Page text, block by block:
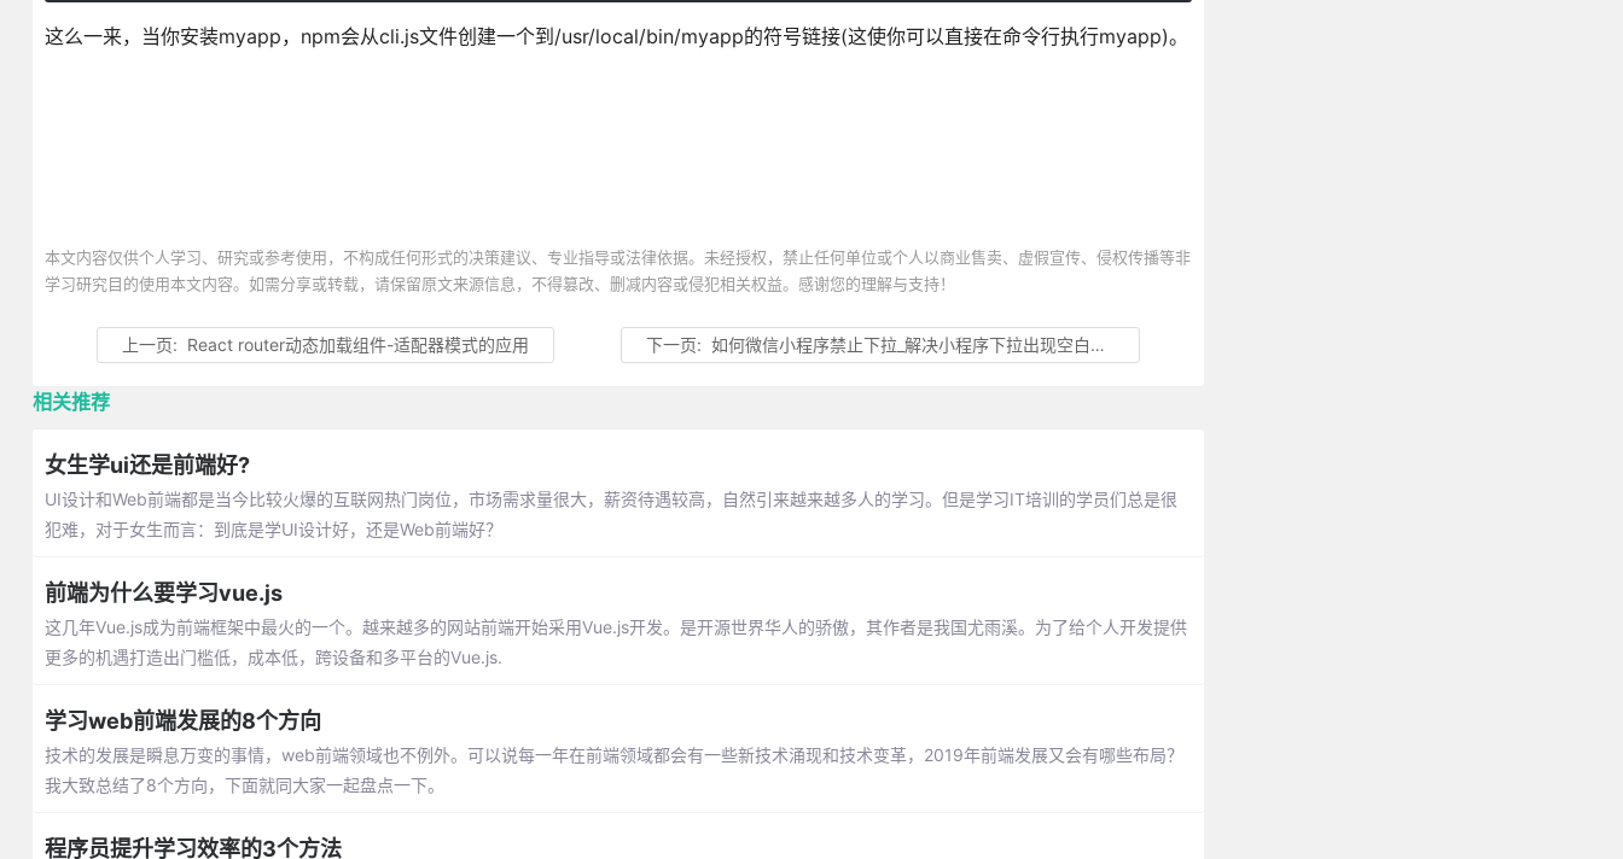
这么一来，当你安装myapp，npm会从cli.js文件创建一个到/usr/local/bin/myapp的符号链接(这使你可以直接在命令行执行myapp)。
本文内容仅供个人学习、研究或参考使用，不构成任何形式的决策建议、专业指导或法律依据。未经授权，禁止任何单位或个人以商业售卖、虚假宣传、侵权传播等非
学习研究目的使用本文内容。如需分享或转载，请保留原文来源信息，不得篡改、删减内容或侵犯相关权益。感谢您的理解与支持！
上一页: React router动态加载组件-适配器模式的应用 下一页: 如何微信小程序禁止下拉_解决小程序下拉出现空白的情况
相关推荐
女生学ui还是前端好?
UI设计和Web前端都是当今比较火爆的互联网热门岗位，市场需求量很大，薪资待遇较高，自然引来越来越多人的学习。但是学习IT培训的学员们总是很
犯难，对于女生而言：到底是学UI设计好，还是Web前端好？
前端为什么要学习vue.js
这几年Vue.js成为前端框架中最火的一个。越来越多的网站前端开始采用Vue.js开发。是开源世界华人的骄傲，其作者是我国尤雨溪。为了给个人开发提供
更多的机遇打造出门槛低，成本低，跨设备和多平台的Vue.js.
学习web前端发展的8个方向
技术的发展是瞬息万变的事情，web前端领域也不例外。可以说每一年在前端领域都会有一些新技术涌现和技术变革，2019年前端发展又会有哪些布局？
我大致总结了8个方向，下面就同大家一起盘点一下。
程序员提升学习效率的3个方法